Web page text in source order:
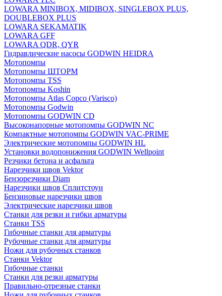
LOWARA MINIBOX, MIDIBOX, SINGLEBOX PLUS,
DOUBLEBOX PLUS
LOWARA SEKAMATIK
LOWARA GFF
LOWARA QDR, QYR
Гидравлические насосы GODWIN HEIDRA
Мотопомпы
Мотопомпы ШТОРМ
Мотопомпы TSS
Мотопомпы Koshin
Мотопомпы Atlas Copco (Varisco)
Мотопомпы Godwin
Мотопомпы GODWIN CD
Высоконапорные мотопомпы GODWIN NC
Компактные мотопомпы GODWIN VAC-PRIME
Электрические мотопомпы GODWIN HL
Установки водопонижения GODWIN Wellpoint
Резчики бетона и асфальта
Нарезчики швов Vektor
Бензорезчики Diam
Нарезчики швов Сплитстоун
Бензиновые нарезчики швов
Электрические нарезчики швов
Станки для резки и гибки арматуры
Станки TSS
Гибочные станки для арматуры
Рубочные станки для арматуры
Ножи для рубочных станков
Станки Vektor
Гибочные станки
Станки для резки арматуры
Правильно-отрезные станки